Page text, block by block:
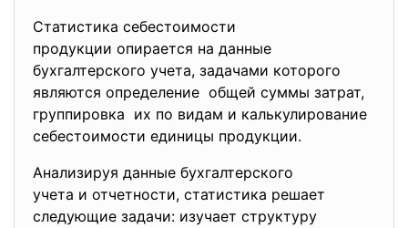
Статистика себестоимости
продукции опирается на данные
бухгалтерского учета, задачами которого
являются определение общей суммы затрат,
группировка их по видам и калькулирование
себестоимости единицы продукции.
Анализируя данные бухгалтерского
учета и отчетности, статистика решает
следующие задачи: изучает структуру